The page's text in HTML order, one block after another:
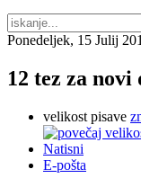
Ponedeljek, 15 Julij
12 tez za
velikost pisave
Natisni
E-pošta